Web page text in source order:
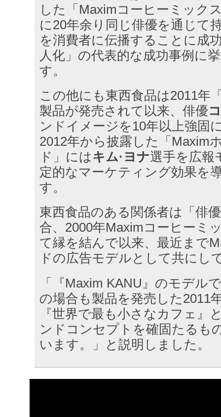
した「Maximコーヒーミック
に20年余り同じ俳優を通じて
を消費者に伝播することに成
人化」の代表的な成功事例に
す。
この他にも東西食品は2011年
製品が発売されて以来、俳優
ンドイメージを10年以上強固
2012年から披露した「Maxim
ド」にはキム·ヨナ選手を広報
定的なマーケティング効果を
す。
東西食品のある関係者は「俳優
合、2000年Maximコーヒーミ
て縁を結んで以来、最近まで
ドの広告モデルとして共にし
「『Maxim KANU』のモデル
の場合も製品を発売した2011
『世界で最も小さなカフェ』
ンドコンセプトを確固たるも
います。」と説明しました。